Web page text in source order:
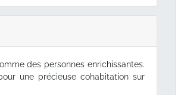
des personnes enrichissantes.
une précieuse cohabitation sur